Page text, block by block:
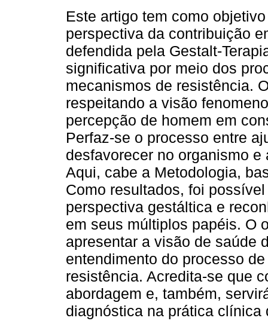
Este artigo tem como
perspectiva da contribuição
defendida pela Gestalt-
significativa por meio dos
mecanismos de resistência.
respeitando a visão
percepção de homem em
Perfaz-se o processo entre
desfavorecer no organismo
Aqui, cabe a Metodologia,
Como resultados, foi
perspectiva gestáltica e
em seus múltiplos papéis. O
apresentar a visão de saúde
entendimento do processo
resistência. Acredita-se que
abordagem e, também,
diagnóstica na prática clínica